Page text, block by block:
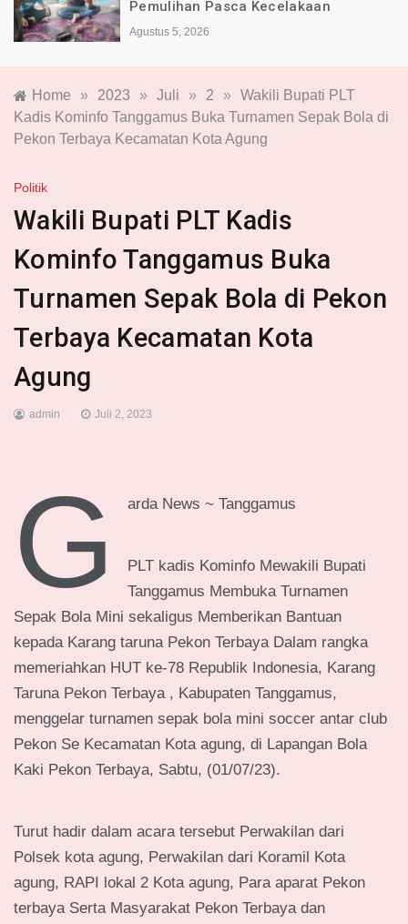
Indonesia Alami Luka
Agustus 4, 2026
Home » 2023 » Juli » 2 »
Wakili Bupati PLT
Kadis Kominfo Tanggamus Buka Turnamen Sepak Bola di
Pekon Terbaya Kecamatan Kota Agung
Politik
Wakili Bupati PLT Kadis
Kominfo Tanggamus Buka
Turnamen Sepak Bola di Pekon
Terbaya Kecamatan Kota
Agung
admin Juli 2, 2023
G arda News ~ Tanggamus
PLT kadis Kominfo Mewakili Bupati
Tanggamus Membuka Turnamen
Sepak Bola Mini sekaligus Memberikan Bantuan
kepada Karang taruna Pekon Terbaya Dalam rangka
memeriahkan HUT ke-78 Republik Indonesia, Karang
Taruna Pekon Terbaya , Kabupaten Tanggamus,
menggelar turnamen sepak bola mini soccer antar club
Pekon Se Kecamatan Kota agung, di Lapangan Bola
Kaki Pekon Terbaya, Sabtu, (01/07/23).
Turut hadir dalam acara tersebut Perwakilan dari
Polsek kota agung, Perwakilan dari Koramil Kota
agung, RAPI lokal 2 Kota agung, Para aparat Pekon
terbaya Serta Masyarakat Pekon Terbaya dan